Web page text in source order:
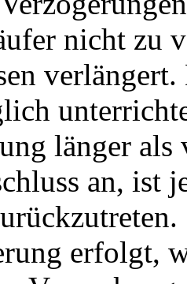
nicht zu
länger als
an, ist
erfolgt,